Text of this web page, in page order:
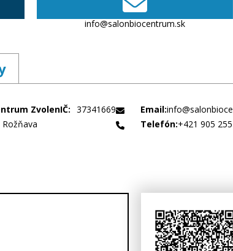
info@salonbiocentrum.sk
ZvolenIČ: 37341669 Email:
Telefón:+421 905